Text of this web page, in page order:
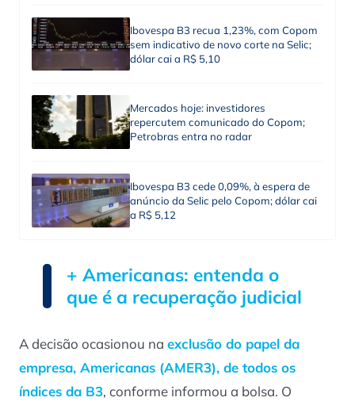
Ibovespa B3 recua 1,23%, com Copom
sem indicativo de novo corte na Selic;
dólar cai a R$ 5,10
Mercados hoje: investidores
repercutem comunicado do Copom;
Petrobras entra no radar
Ibovespa B3 cede 0,09%, à espera de
anúncio da Selic pelo Copom; dólar cai
a R$ 5,12
+ Americanas: entenda o
que é a recuperação judicial
A decisão ocasionou na exclusão do papel da
empresa, Americanas (AMER3), de todos os
índices da B3, conforme informou a bolsa. O